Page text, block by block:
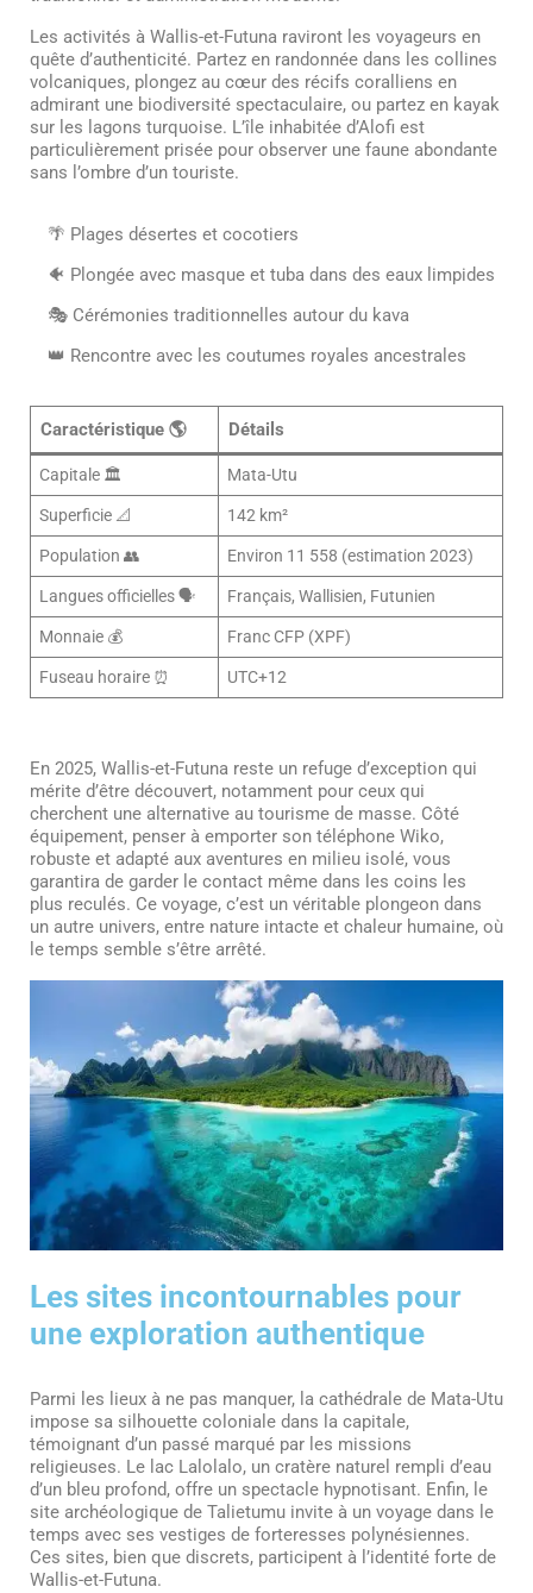
Les activités à Wallis-et-Futuna raviront les voyageurs en
quête d’authenticité. Partez en randonnée dans les collines
volcaniques, plongez au cœur des récifs coralliens en
admirant une biodiversité spectaculaire, ou partez en kayak
sur les lagons turquoise. L’île inhabitée d’Alofi est
particulièrement prisée pour observer une faune abondante
sans l’ombre d’un touriste.
🌴 Plages désertes et cocotiers
🐠 Plongée avec masque et tuba dans des eaux limpides
🎭 Cérémonies traditionnelles autour du kava
👑 Rencontre avec les coutumes royales ancestrales
Caractéristique 🌎 Détails
Capitale 🏛️ Mata-Utu
Superficie 📐 142 km²
Population 👥 Environ 11 558 (estimation 2023)
Langues officielles 🗣️ Français, Wallisien, Futunien
Monnaie 💰 Franc CFP (XPF)
Fuseau horaire ⏰ UTC+12
En 2025, Wallis-et-Futuna reste un refuge d’exception qui
mérite d’être découvert, notamment pour ceux qui
cherchent une alternative au tourisme de masse. Côté
équipement, penser à emporter son téléphone Wiko,
robuste et adapté aux aventures en milieu isolé, vous
garantira de garder le contact même dans les coins les
plus reculés. Ce voyage, c’est un véritable plongeon dans
un autre univers, entre nature intacte et chaleur humaine, où
le temps semble s’être arrêté.
Les sites incontournables pour
une exploration authentique
Parmi les lieux à ne pas manquer, la cathédrale de Mata-Utu
impose sa silhouette coloniale dans la capitale,
témoignant d’un passé marqué par les missions
religieuses. Le lac Lalolalo, un cratère naturel rempli d’eau
d’un bleu profond, offre un spectacle hypnotisant. Enfin, le
site archéologique de Talietumu invite à un voyage dans le
temps avec ses vestiges de forteresses polynésiennes.
Ces sites, bien que discrets, participent à l’identité forte de
Wallis-et-Futuna.